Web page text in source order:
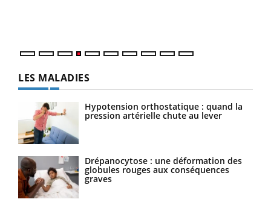
LES MALADIES
Hypotension orthostatique : quand la
pression artérielle chute au lever
Drépanocytose : une déformation des
globules rouges aux conséquences
graves